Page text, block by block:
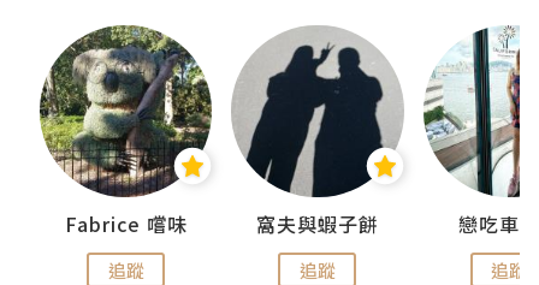
Fabrice 嚐味
追蹤
窩夫與蝦子餅
追蹤
戀吃車
追蹤